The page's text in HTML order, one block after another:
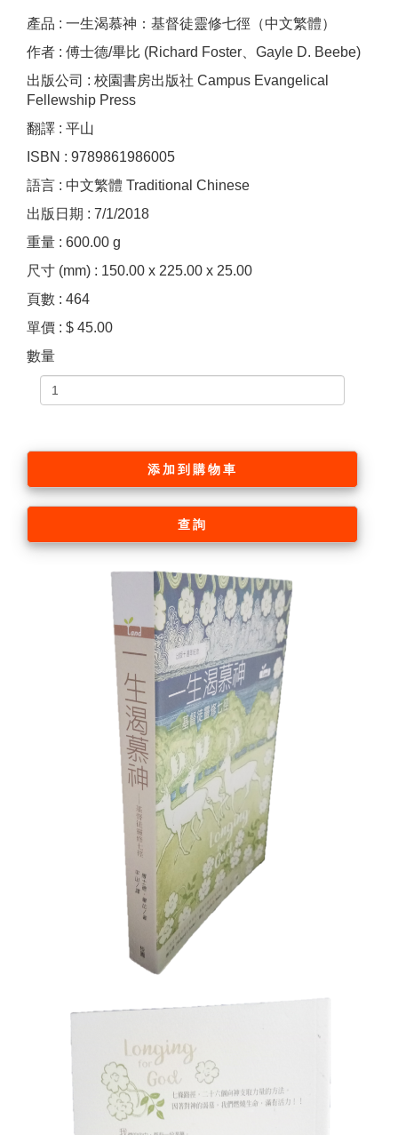
產品 : 一生渴慕神：基督徒靈修七徑（中文繁體）
作者 : 傅士德/畢比 (Richard Foster、Gayle D. Beebe)
出版公司 : 校園書房出版社 Campus Evangelical
Fellewship Press
翻譯 : 平山
ISBN : 9789861986005
語言 : 中文繁體 Traditional Chinese
出版日期 : 7/1/2018
重量 : 600.00 g
尺寸 (mm) : 150.00 x 225.00 x 25.00
頁數 : 464
單價 : $ 45.00
數量
添加到購物車
查詢